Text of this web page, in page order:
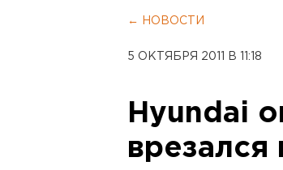
← НОВОСТИ
5 ОКТЯБРЯ 2011 В 11:18
Hyundai
врезался